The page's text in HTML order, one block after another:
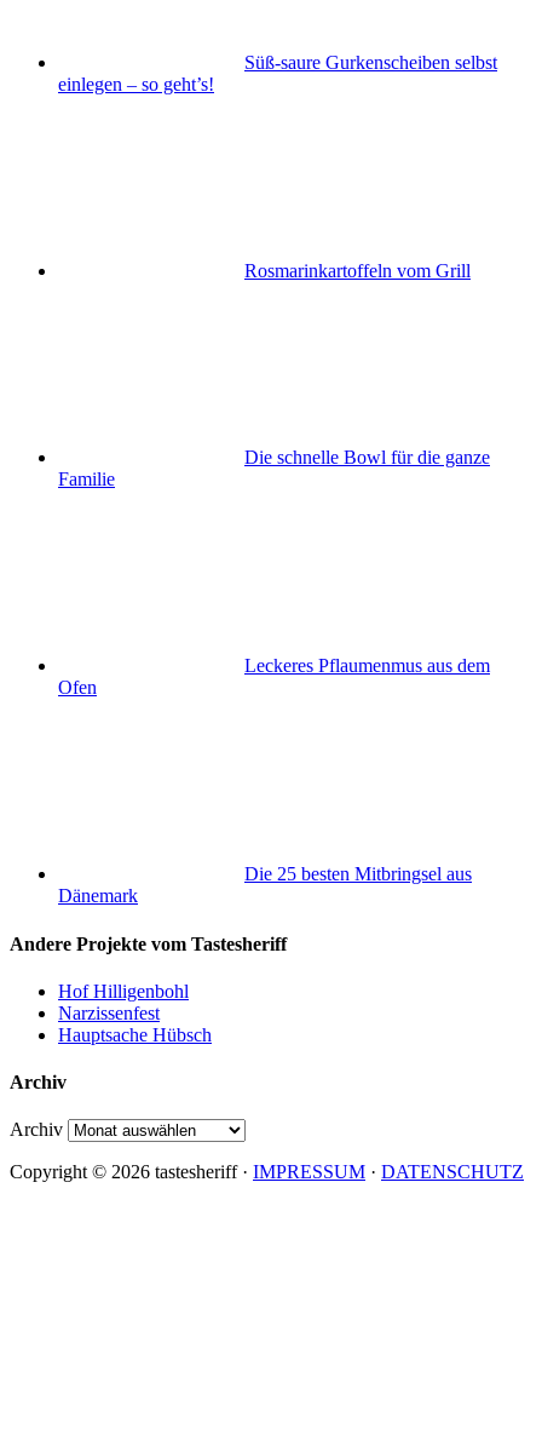
Süß-saure Gurkenscheiben selbst
einlegen – so geht’s!
Rosmarinkartoffeln vom Grill
Die schnelle Bowl für die ganze
Familie
Leckeres Pflaumenmus aus dem
Ofen
Die 25 besten Mitbringsel aus
Dänemark
Andere Projekte vom Tastesheriff
Hof Hilligenbohl
Narzissenfest
Hauptsache Hübsch
Archiv
Archiv
Copyright © 2026 tastesheriff · IMPRESSUM · DATENSCHUTZ